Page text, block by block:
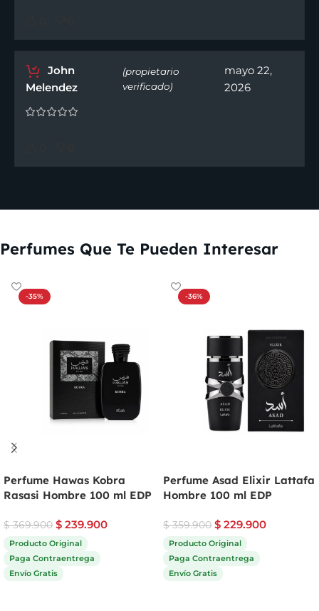
John
Melendez
(propietario
verificado)
mayo 22,
2026
Perfumes Que Te Pueden Interesar
-35%
Perfume Hawas Kobra
Rasasi Hombre 100 ml EDP
$369.900 $ 239.900
Producto Original
Paga Contraentrega
Envío Gratis
-36%
Perfume Asad Elixir Lattafa
Hombre 100 ml EDP
$359.900 $ 229.900
Producto Original
Paga Contraentrega
Envío Gratis